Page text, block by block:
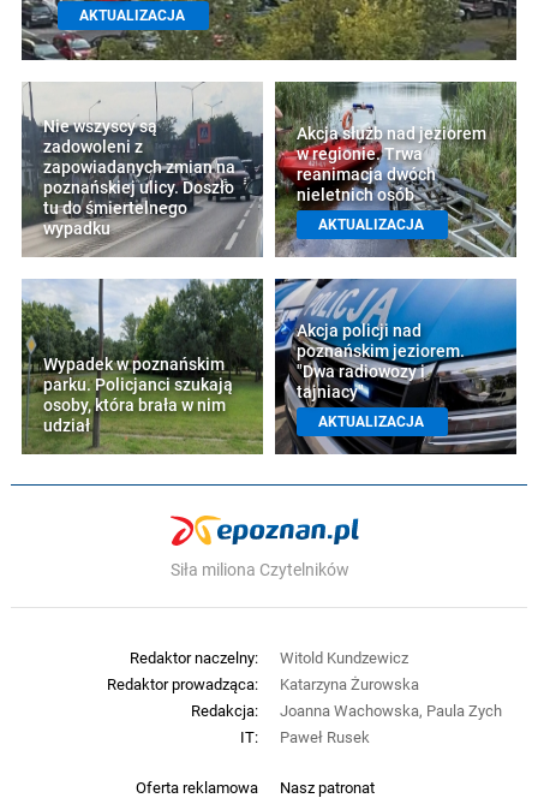
AKTUALIZACJA
Nie wszyscy są
zadowoleni z
zapowiadanych zmian na
poznańskiej ulicy. Doszło
tu do śmiertelnego
wypadku
Akcja służb nad jeziorem
w regionie. Trwa
reanimacja dwóch
nieletnich osób
AKTUALIZACJA
Wypadek w poznańskim
parku. Policjanci szukają
osoby, która brała w nim
udział
Akcja policji nad
poznańskim jeziorem.
"Dwa radiowozy i
tajniacy"
AKTUALIZACJA
Siła miliona Czytelników
Oferta reklamowa Nasz patronat
Redaktor naczelny:
Witold Kundzewicz
Redaktor prowadząca:
Katarzyna Żurowska
Redakcja:
Joanna Wachowska, Paula Zych
IT:
Paweł Rusek